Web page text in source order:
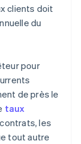
clients doit
du
pour
de près le
taux
les
tout autre